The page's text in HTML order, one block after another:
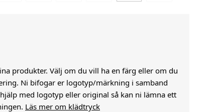
produkter. Välj om du vill ha en färg eller om du
Ni bifogar er logotyp/märkning i samband
med logotyp eller original så kan ni lämna ett
Läs mer om klädtryck